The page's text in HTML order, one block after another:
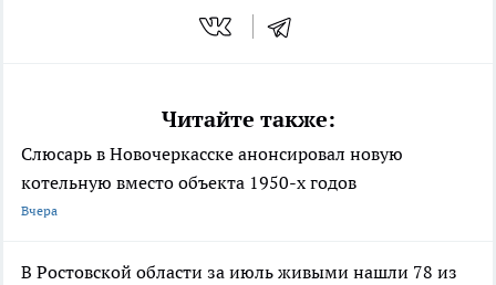
Читайте также:
Слюсарь в Новочеркасске анонсировал новую
котельную вместо объекта 1950-х годов
Вчера
В Ростовской области за июль живыми нашли 78 из